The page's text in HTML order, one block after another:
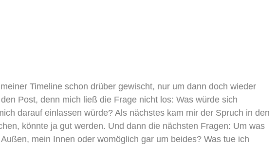
Timeline schon drüber gewischt, nur um dann doch wieder
Post, denn mich ließ die Frage nicht los: Was würde sich
darauf einlassen würde? Als nächstes kam mir der Spruch in den
könnte ja gut werden. Und dann die nächsten Fragen: Um was
mein Innen oder womöglich gar um beides? Was tue ich